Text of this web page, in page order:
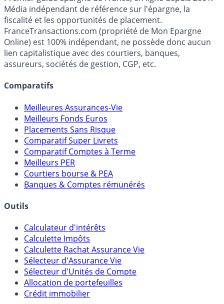
Premier guide épargne de France, en ligne depuis 2001.
Média indépendant de référence sur l'épargne, la
fiscalité et les opportunités de placement.
FranceTransactions.com (propriété de Mon Epargne
Online) est 100% indépendant, ne possède donc aucun
lien capitalistique avec des courtiers, banques,
Meilleures Assurances-Vie
Meilleurs Fonds Euros
Placements Sans Risque
Comparatif Super Livrets
Comparatif Comptes à Terme
Meilleurs PER
Courtiers bourse & PEA
Calculateur d'intérêts
Calculette Impôts
Calculette Rachat Assurance Vie
Sélecteur d'Assurance Vie
Sélecteur d'Unités de Compte
Allocation de portefeuilles